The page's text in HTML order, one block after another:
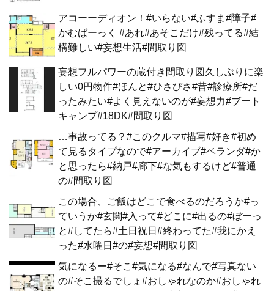
アコーーディオン！#いらない#ふすま#障子#
かむばーっく #あれ#あそこだけ#残ってる#結
構難しい#妄想生活#間取り図
妄想フルパワーの蔵付き間取り図久しぶりに楽
しい0円物件#ほんと#ひさびさ#昔#診療所#だ
ったみたい#よく見えないのが#妄想力#ブート
キャンプ#18DK#間取り図
…事故ってる？#このクルマ#描写#好き#初め
て見るタイプなので#アーカイブ#ベランダ#か
と思ったら#納戸#廊下#な気もするけど#普通
の#間取り図
この場合、ご飯はどこで食べるのだろうか#っ
ていうか#玄関#入って#どこに#出るの#ぼーっ
と#してたら#土日祝日#終わってた#我にかえ
った#水曜日#の#妄想#間取り図
気になるー#そこ#気になる#なんで#写真ない
の#そこ撮るでしょ#おしゃれなのか#おしゃれ